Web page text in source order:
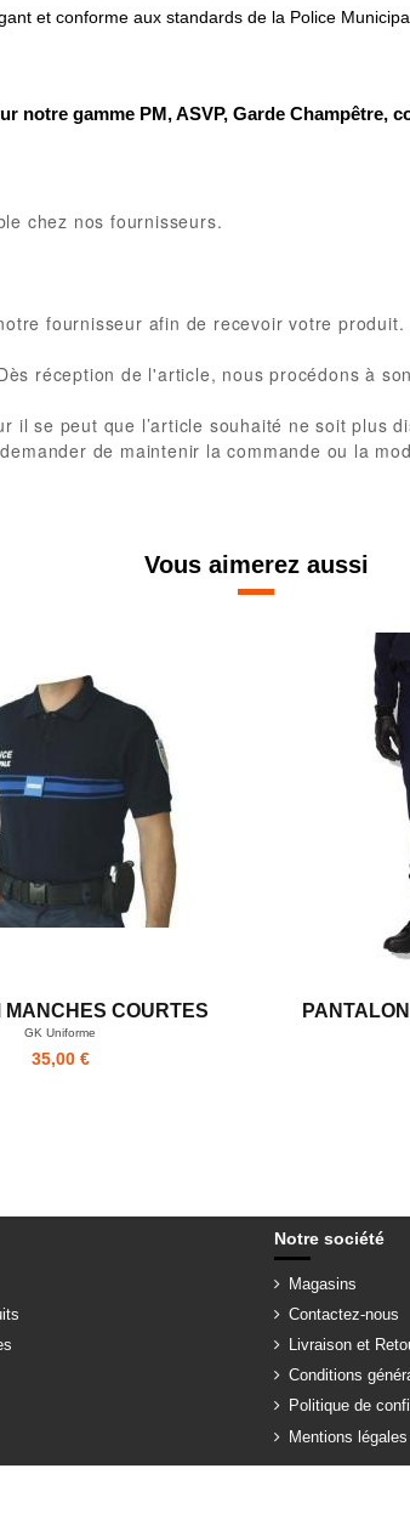
et conforme aux standards de la Police
notre gamme PM, ASVP, Garde Champêtre,
chez nos fournisseurs.
fournisseur afin de recevoir votre produit.
réception de l'article, nous procédons à
se peut que l’article souhaité ne soit plus
de maintenir la commande ou la
Vous aimerez aussi
MANCHES COURTES
GK Uniforme
35,00 €
Notre société
Magasins
Contactez-nous
Livraison et
Conditions
Politique de
Mentions légales